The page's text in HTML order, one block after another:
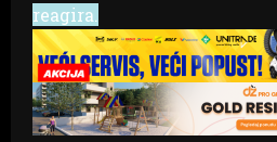
reagira.